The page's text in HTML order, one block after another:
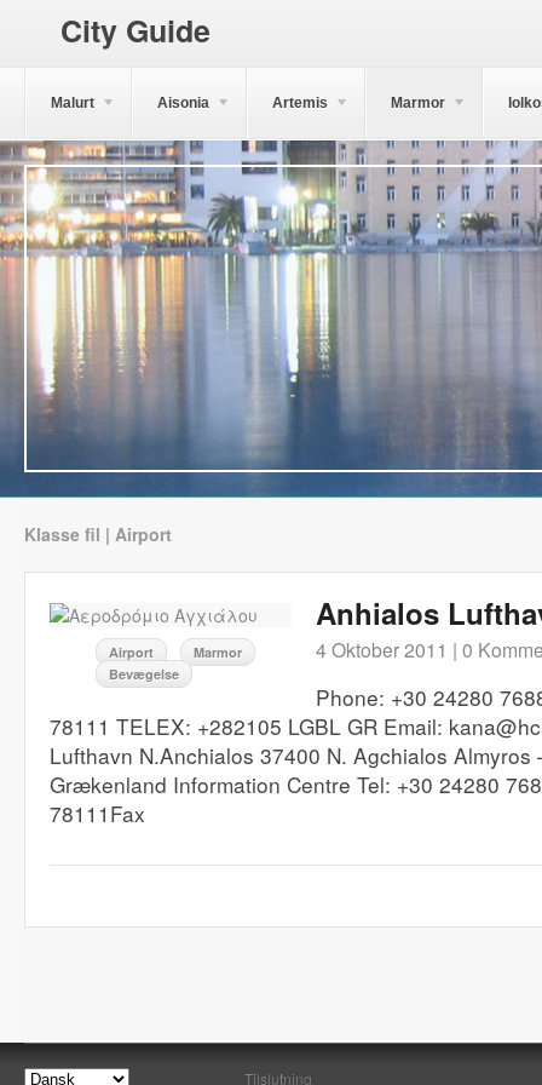
City Guide
Malurt Aisonia Artemis Marmor
Klasse fil | Airport
Airport
Marmor
Bevægelse
Anhialos
4 Oktober 2011 | 0
Phone: +30 24280
78111 TELEX: +282105 LGBL GR Email:
Lufthavn N.Anchialos 37400 N. Agchialos Almyros
Grækenland Information Centre Tel: +30 24280
78111Fax
Tilslutning